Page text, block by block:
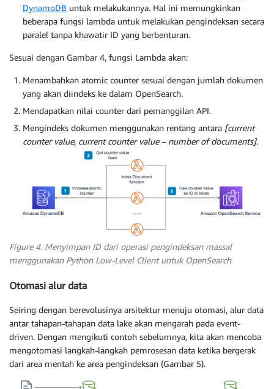
DynamoDB untuk melakukannya. Hal ini memungkinkan
beberapa fungsi lambda untuk melakukan pengindeksan secara
paralel tanpa khawatir ID yang berbenturan.
Sesuai dengan Gambar 4, fungsi Lambda akan:
Menambahkan atomic counter sesuai dengan jumlah dokumen
yang akan diindeks ke dalam OpenSearch.
Mendapatkan nilai counter dari pemanggilan API.
Mengindeks dokumen menggunakan rentang antara [current
counter value, current counter value – number of documents].
Figure 4. Menyimpan ID dari operasi pengindeksan massal
menggunakan Python Low-Level Client untuk OpenSearch
Otomasi alur data
Seiring dengan berevolusinya arsitektur menuju otomasi, alur data
antar tahapan-tahapan data lake akan mengarah pada event-
driven. Dengan mengikuti contoh sebelumnya, kita akan mencoba
mengotomasi langkah-langkah pemrosesan data ketika bergerak
dari area mentah ke area pengindeksan (Gambar 5).